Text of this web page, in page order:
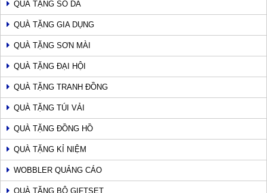
QUÀ TẶNG SỔ DA
QUÀ TẶNG GIA DỤNG
QUÀ TẶNG SƠN MÀI
QUÀ TẶNG ĐẠI HỘI
QUÀ TẶNG TRANH ĐỒNG
QUÀ TẶNG TÚI VẢI
QUÀ TẶNG ĐỒNG HỒ
QUÀ TẶNG KỈ NIỆM
WOBBLER QUẢNG CÁO
QUÀ TẶNG BỘ GIFTSET